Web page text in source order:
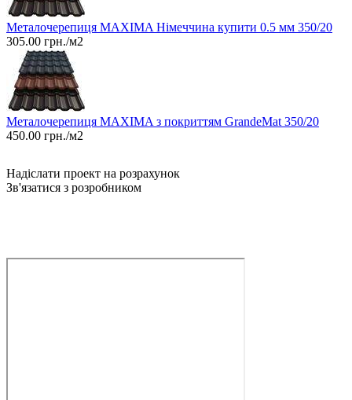
Металочерепиця MAXIMA Німеччина купити 0.5 мм 350/20
305.00 грн./м2
Металочерепиця MAXIMA з покриттям GrandeMat 350/20
450.00 грн./м2
Надіслати проект на розрахунок
Зв'язатися з розробником